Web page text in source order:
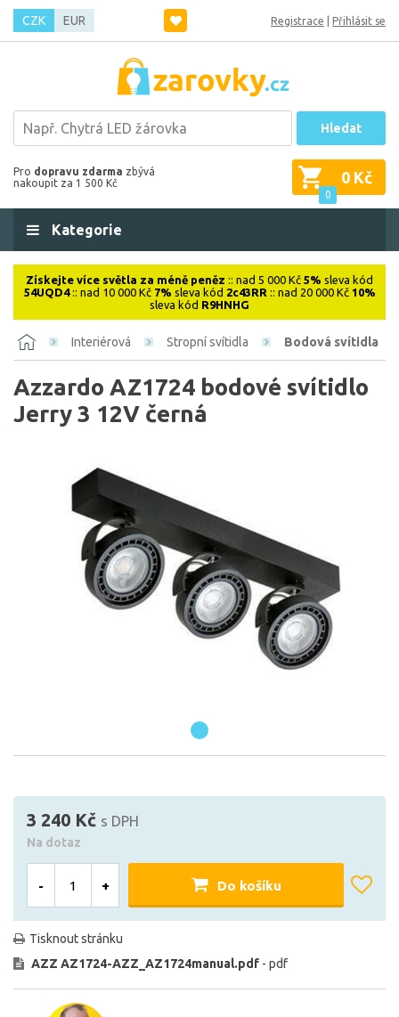
CZK EUR Registrace Přihlásit se
Hledat
Pro dopravu zdarma zbývá
nakoupit za 1 500 Kč
0
0 Kč
Kategorie
Získejte více světla za méně peněz :: nad 5 000 Kč 5% sleva kód
54UQD4:: nad 10 000 Kč 7% sleva kód 2c43RR :: nad 20 000 Kč 10%
sleva kód R9HNHG
Interiérová Stropní svítidla Bodová svítidla
Azzardo AZ1724 bodové svítidlo
Jerry 3 12V černá
3 240 Kč s DPH
Na dotaz
- + Do košíku
Tisknout stránku
AZZ AZ1724-AZZ_AZ1724manual.pdf - pdf